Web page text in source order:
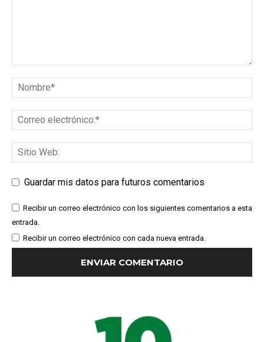
Guardar mis datos para futuros comentarios
Recibir un correo electrónico con los siguientes comentarios a esta
entrada.
Recibir un correo electrónico con cada nueva entrada.